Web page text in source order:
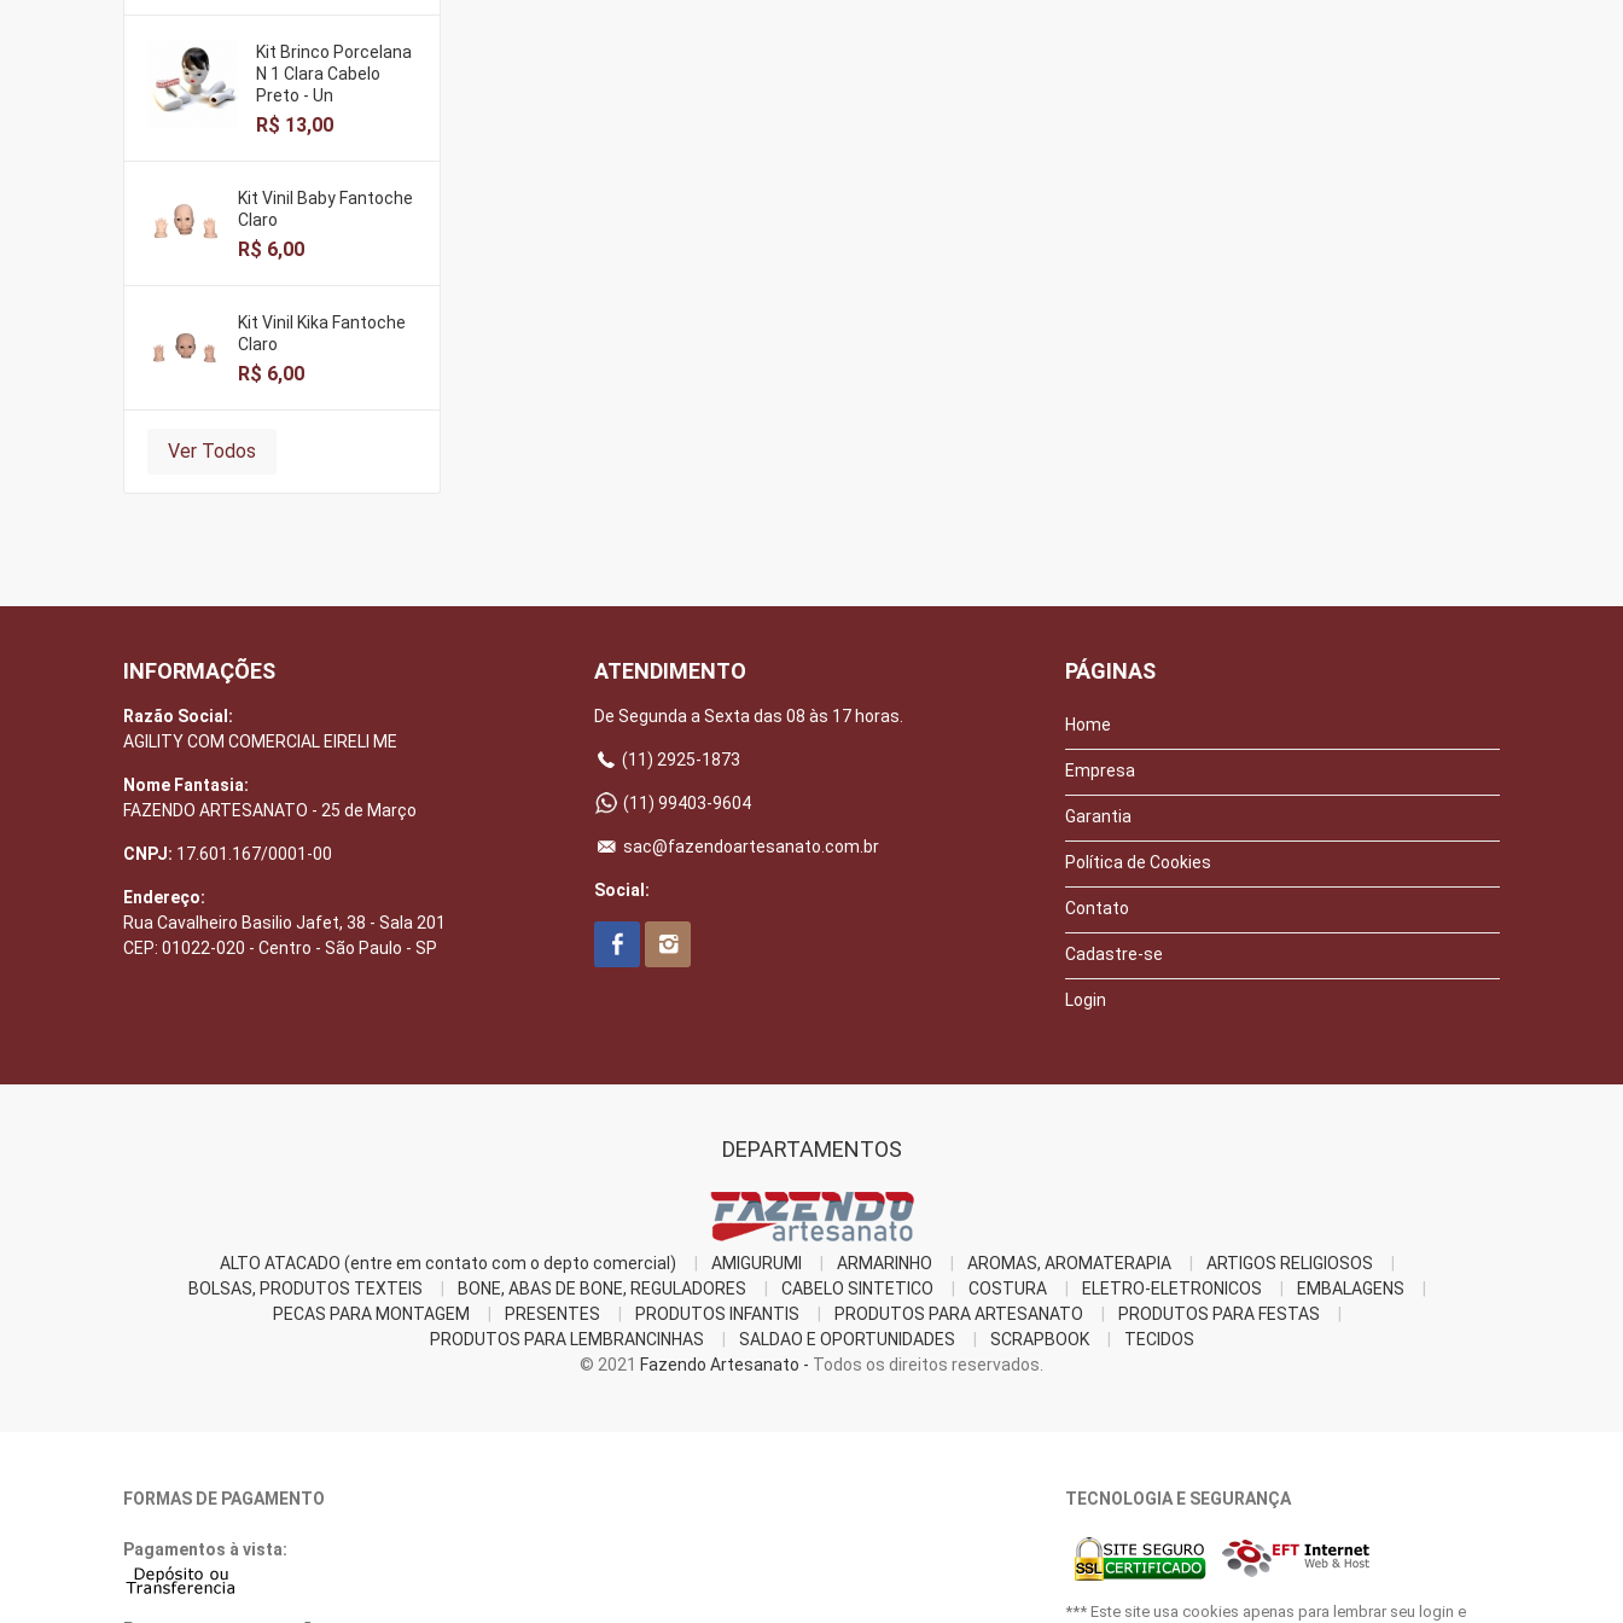
Kit Brinco Porcelana
N 1 Clara Cabelo
Preto - Un
R$ 13,00
Kit Vinil Baby Fantoche
Claro
R$ 6,00
Kit Vinil Kika Fantoche
Claro
R$ 6,00
Ver Todos
INFORMAÇÕES
Razão Social:
AGILITY COM COMERCIAL EIRELI ME
Nome Fantasia:
FAZENDO ARTESANATO - 25 de Março
CNPJ: 17.601.167/0001-00
Endereço:
Rua Cavalheiro Basilio Jafet, 38 - Sala 201
CEP: 01022-020 - Centro - São Paulo - SP
ATENDIMENTO
De Segunda a Sexta das 08 às 17 horas.
(11) 2925-1873
(11) 99403-9604
sac@fazendoartesanato.com.br
Social:
PÁGINAS
Home
Empresa
Garantia
Política de Cookies
Contato
Cadastre-se
Login
DEPARTAMENTOS
ALTO ATACADO (entre em contato com o depto comercial) AMIGURUMI ARMARINHO AROMAS, AROMATERAPIA
ARTIGOS RELIGIOSOS
BOLSAS, PRODUTOS TEXTEIS
BONE, ABAS DE BONE, REGULADORES CABELO SINTETICO COSTURA ELETRO-ELETRONICOS
EMBALAGENS
PECAS PARA MONTAGEM
PRESENTES PRODUTOS INFANTIS PRODUTOS PARA ARTESANATO
PRODUTOS PARA FESTAS
PRODUTOS PARA LEMBRANCINHAS
SALDAO E OPORTUNIDADES SCRAPBOOK
TECIDOS
© 2021 Fazendo Artesanato - Todos os direitos reservados.
FORMAS DE PAGAMENTO
Pagamentos à vista:
TECNOLOGIA E SEGURANÇA
*** Este site usa cookies apenas para lembrar seu login e